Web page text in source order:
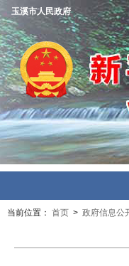
玉溪市人民政府
当前位置： 首页 > 政府信息公